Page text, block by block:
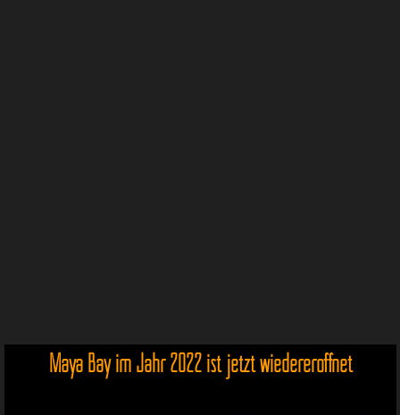
Maya Bay im Jahr 2022 ist jetzt wiedereröffnet